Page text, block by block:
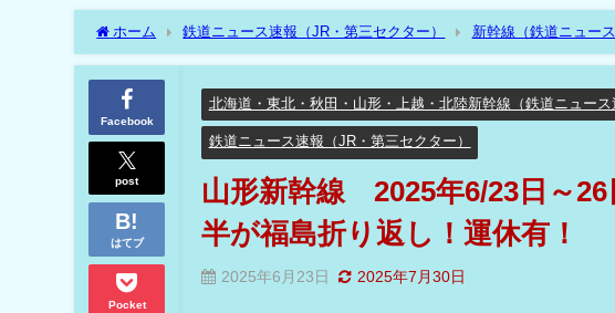
ホーム 鉄道ニュース速報（JR・第三セクター） 新幹線（鉄道ニュー
幹線（鉄道ニュース速報 新幹線）
山形新幹線 2025年6/23日～26日の運
Facebook
post
はてブ
Pocket
北海道・東北・秋田・山形・上越・北陸新幹線（鉄道ニュー
鉄道ニュース速報（JR・第三セクター）
山形新幹線 2025年6/23日～
半が福島折り返し！運休有！
2025年6月23日 2025年7月30日